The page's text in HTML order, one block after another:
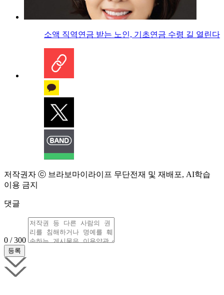
소액 직역연금 받는 노인, 기초연금 수령 길 열린다
저작권자 ⓒ 브라보마이라이프 무단전재 및 재배포, AI학습
이용 금지
댓글
0 / 300